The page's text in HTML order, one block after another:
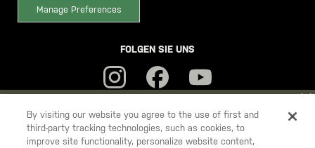
YOU ARE SHOPPING ON OURDEUTSCHLANDSITE. WOULD YOU
LIKE TO SHIP TO ANOTHER COUNTRY?
Manage Preferences
FOLGEN SIE UNS
By visiting our website you agree to the use of first and
third-party tracking technologies, such as cookies, to
improve site functionality, personalize website content,